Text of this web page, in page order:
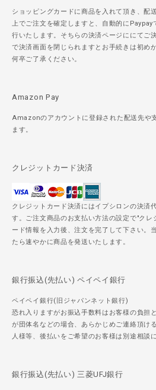
ショッピングカードに商品を入れて頂き、配
上でご注文を確定しますと、自動的に
行いたします。そちらの決済ページににてご
で決済画面を閉じられますとお手続きは初め
何卒ご了承ください。
Amazon Pay
Amazonのアカウントに登録された配送先や
ます。
クレジットカード決済
クレジットカード決済にはイプシロンの決済
す。ご注文商品のお支払い方法の設定で"クレ
ード情報を入力後、注文を完了して下さい。
たら速やかに商品を発送いたします。
銀行振込(先払い) ペイペイ銀行
ペイペイ銀行(旧ジャパンネット銀行)
恐れ入りますがお振込手数料はお客様の負担
が団体名などの場合、あらかじめご連絡頂け
人様等、後払いをご希望のお客様は別途相談
銀行振込(先払い) 三菱UFJ銀行